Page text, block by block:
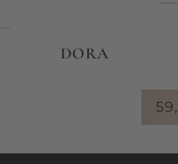
DORA